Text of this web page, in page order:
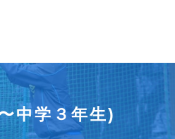
中学３年生)